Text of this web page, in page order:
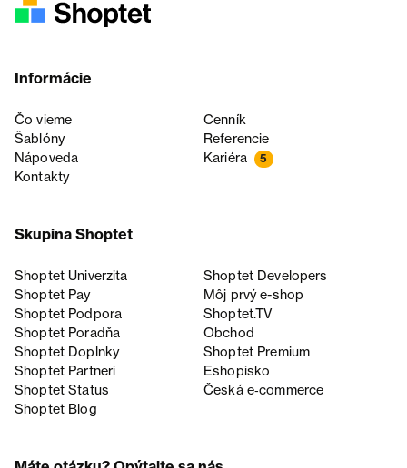
Informácie
Čo vieme
Cenník
Šablóny
Referencie
Nápoveda
Kariéra 5
Kontakty
Skupina Shoptet
Shoptet Univerzita
Shoptet Developers
Shoptet Pay
Môj prvý e-shop
Shoptet Podpora
Shoptet.TV
Shoptet Poradňa
Obchod
Shoptet Doplnky
Shoptet Premium
Shoptet Partneri
Eshopisko
Shoptet Status
Česká e‑commerce
Shoptet Blog